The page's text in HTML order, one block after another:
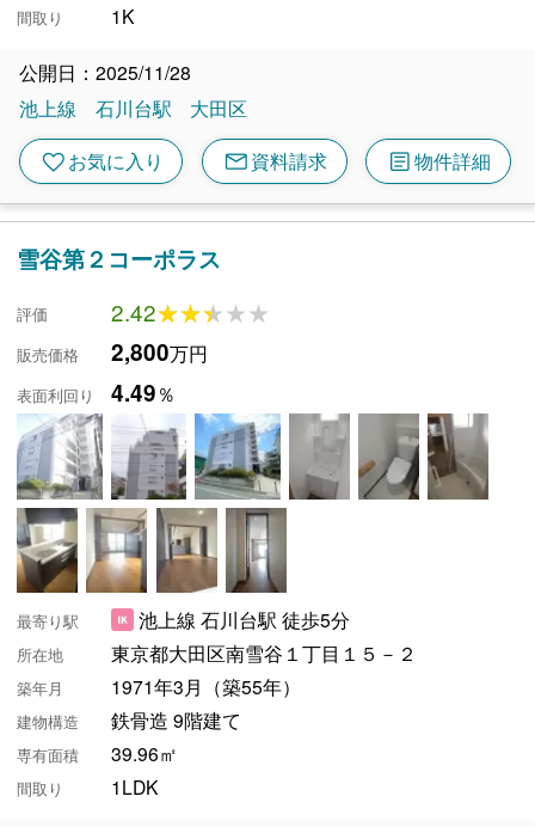
間取り 1K
公開日：2025/11/28
池上線
石川台駅 大田区
favoriteお気に入り mail資料請求 article物件詳細
雪谷第２コーポラス
評価 2.42★★★★★
★★★★★
販売価格 2,800万円
表面利回り 4.49％
最寄り駅 池上線 石川台駅 徒歩5分
所在地 東京都大田区南雪谷１丁目１５－２
築年月 1971年3月（築55年）
建物構造 鉄骨造 9階建て
専有面積 39.96㎡
間取り 1LDK